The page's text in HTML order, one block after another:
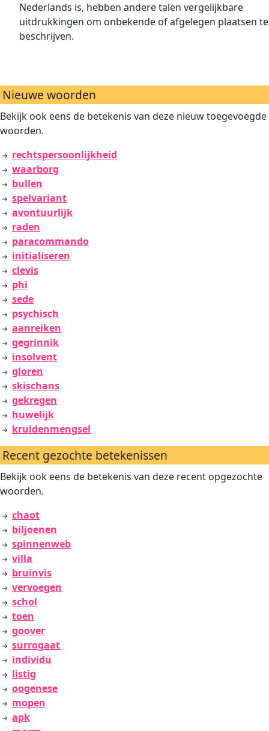
Nederlands is, hebben andere talen vergelijkbare
uitdrukkingen om onbekende of afgelegen plaatsen te
beschrijven.
Nieuwe woorden
Bekijk ook eens de betekenis van deze nieuw toegevoegde
woorden.
rechtspersoonlijkheid
waarborg
bullen
spelvariant
avontuurlijk
raden
paracommando
initialiseren
clevis
phi
sede
psychisch
aanreiken
gegrinnik
insolvent
gloren
skischans
gekregen
huwelijk
kruidenmengsel
Recent gezochte betekenissen
Bekijk ook eens de betekenis van deze recent opgezochte
woorden.
chaot
biljoenen
spinnenweb
villa
bruinvis
vervoegen
schol
toen
goover
surrogaat
individu
listig
oogenese
mopen
apk